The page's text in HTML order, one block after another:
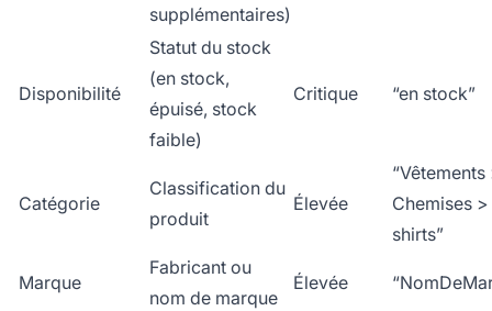
supplémentaires)
Disponibilité
Statut du stock
(en stock,
épuisé, stock
faible)
Critique “en stock”
Catégorie
Classification du
produit
Élevée
“Vêtements
Chemises
shirts”
Marque
Fabricant ou
nom de marque
Élevée